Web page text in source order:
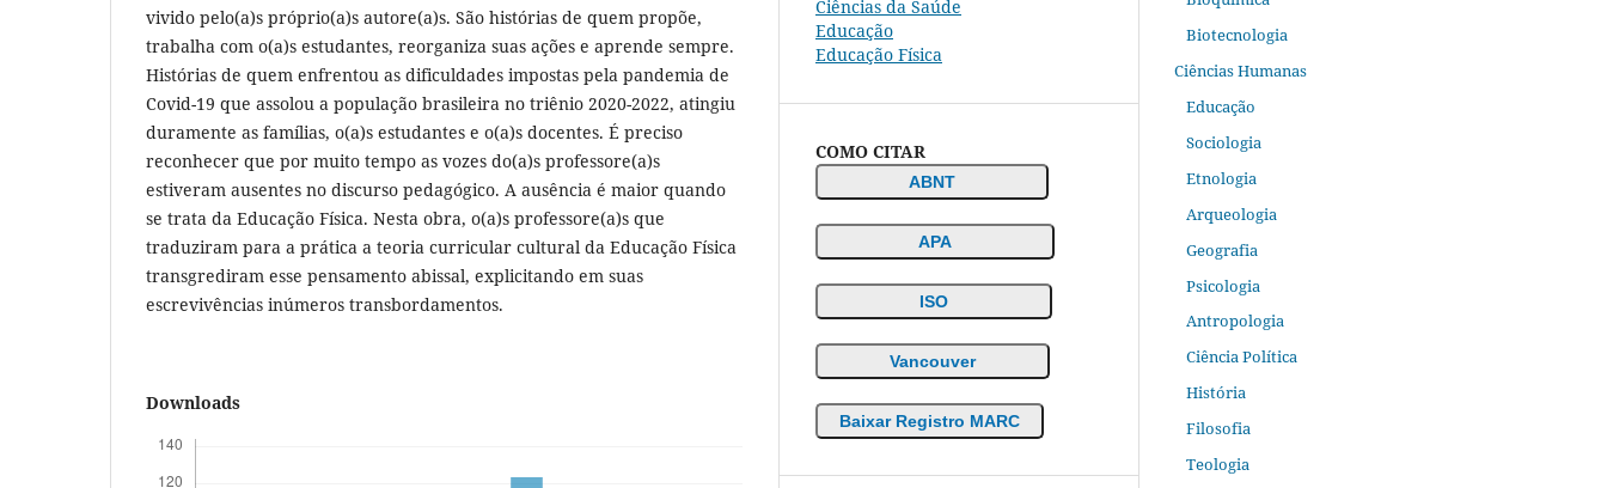
vivido pelo(a)s próprio(a)s autore(a)s. São histórias de quem propõe,
trabalha com o(a)s estudantes, reorganiza suas ações e aprende sempre.
Histórias de quem enfrentou as dificuldades impostas pela pandemia de
Covid-19 que assolou a população brasileira no triênio 2020-2022, atingiu
duramente as famílias, o(a)s estudantes e o(a)s docentes. É preciso
reconhecer que por muito tempo as vozes do(a)s professore(a)s
estiveram ausentes no discurso pedagógico. A ausência é maior quando
se trata da Educação Física. Nesta obra, o(a)s professore(a)s que
traduziram para a prática a teoria curricular cultural da Educação Física
transgrediram esse pensamento abissal, explicitando em suas
escrevivências inúmeros transbordamentos.
Downloads
Ciências da Saúde
Educação
Educação Física
COMO CITAR
ABNT
APA
ISO
Vancouver
Baixar Registro MARC
Biotecnologia
Ciências Humanas
Educação
Sociologia
Etnologia
Arqueologia
Geografia
Psicologia
Antropologia
Ciência Política
História
Filosofia
Teologia